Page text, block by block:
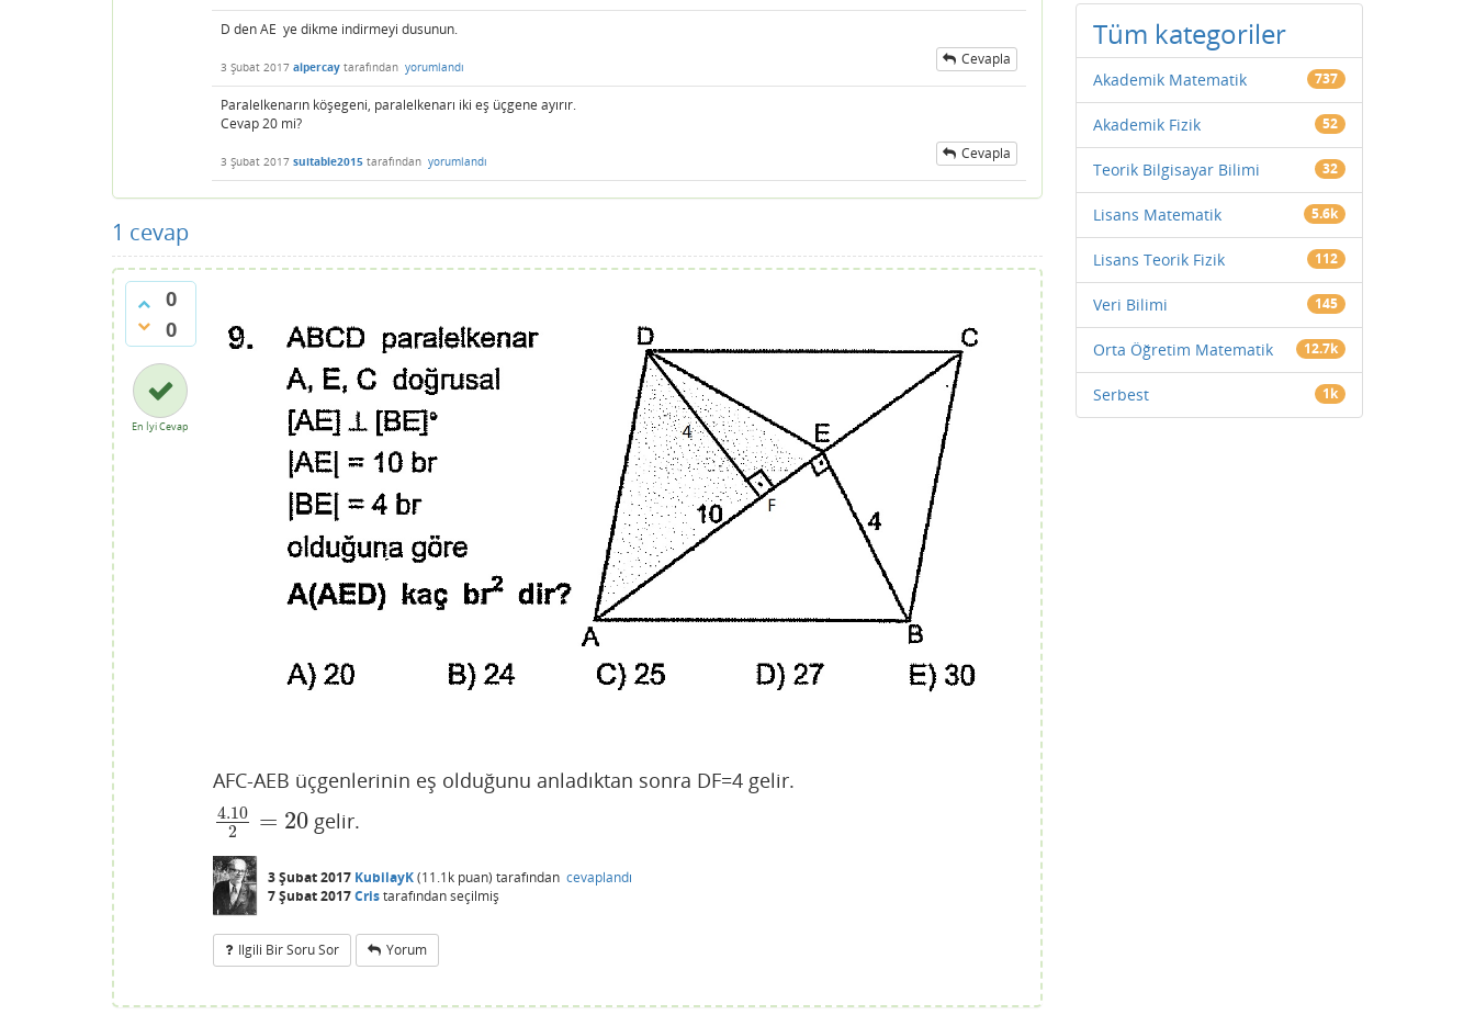
D den AE ye dikme indirmeyi dusunun.
3 Şubat 2017 alpercay tarafından yorumlandı Cevapla
Paralelkenarın köşegeni, paralelkenarı iki eş üçgene ayırır.
Cevap 20 mi?
3 Şubat 2017 suitable2015 tarafından yorumlandı Cevapla
1 cevap
0
0
En İyi Cevap
AFC-AEB üçgenlerinin eş olduğunu anladıktan sonra DF=4 gelir.
4.10
2
= 20
4.10 2=20 gelir.
3 Şubat 2017 KubilayK(11.1k puan) tarafından cevaplandı
7 Şubat 2017Cristarafındanseçilmiş
Ilgili Bir Soru Sor Yorum
Tüm kategoriler
Akademik Matematik 737
Akademik Fizik 52
Teorik Bilgisayar Bilimi 32
Lisans Matematik 5.6k
Lisans Teorik Fizik 112
Veri Bilimi 145
Orta Öğretim Matematik 12.7k
Serbest 1k